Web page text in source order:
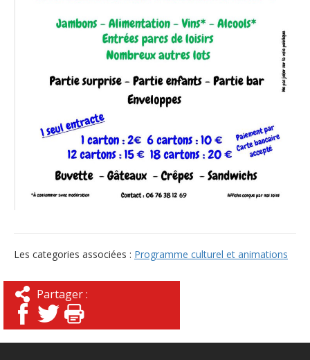
Les categories associées : Programme culturel et animations
Partager :